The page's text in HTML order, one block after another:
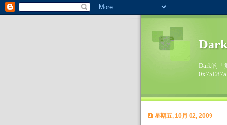
Dark的「
星期五, 10月 02, 2009